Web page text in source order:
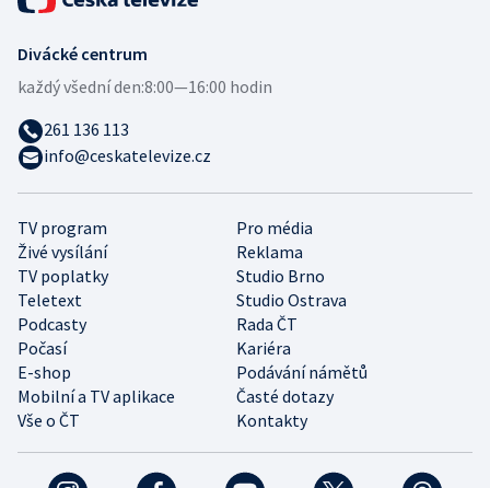
TV program
Pro média
Živé vysílání
Reklama
TV poplatky
Studio Brno
Teletext
Studio Ostrava
Podcasty
Rada ČT
Počasí
Kariéra
E-shop
Podávání námětů
Mobilní a TV aplikace
Časté dotazy
Vše o ČT
Kontakty
Divácké centrum
každý všední den:8:00—16:00 hodin
261 136 113
info@ceskatelevize.cz